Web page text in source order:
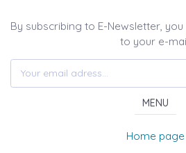
By subscribing to E-Newsletter,
to your e-
MENU
Home page